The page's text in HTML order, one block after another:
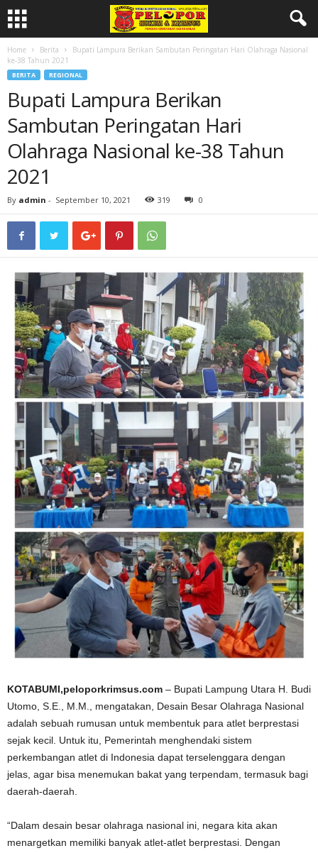
Home Berita
Bupati Lampura Berikan Sambutan Peringatan Hari Olahraga Nasional
ke-38 Tahun 2021
BERITA REGIONAL
Bupati Lampura Berikan
Sambutan Peringatan Hari
Olahraga Nasional ke-38 Tahun
2021
By admin - September 10, 2021 319 0
KOTABUMI,peloporkrimsus.com – Bupati Lampung Utara H. Budi
Utomo, S.E., M.M., mengatakan, Desain Besar Olahraga Nasional
adalah sebuah rumusan untuk membentuk para atlet berprestasi
sejak kecil. Untuk itu, Pemerintah menghendaki sistem
perkembangan atlet di Indonesia dapat terselenggara dengan
jelas, agar bisa menemukan bakat yang terpendam, termasuk bagi
daerah-daerah.
“Dalam desain besar olahraga nasional ini, negara kita akan
menargetkan memiliki banyak atlet-atlet berprestasi. Dengan